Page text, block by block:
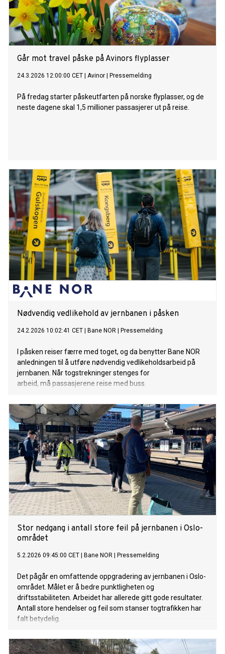
Går mot travel påske på Avinors flyplasser
24.3.2026 12:00:00 CET Avinor Pressemelding
På fredag starter påskeutfarten på norske flyplasser, og de
neste dagene skal 1,5 millioner passasjerer ut på reise.
Nødvendig vedlikehold av jernbanen i påsken
24.2.2026 10:02:41 CET Bane NOR Pressemelding
I påsken reiser færre med toget, og da benytter Bane NOR
anledningen til å utføre nødvendig vedlikeholdsarbeid på
jernbanen. Når togstrekninger stenges for
arbeid, må passasjerene reise med buss.
Stor nedgang i antall store feil på jernbanen i Oslo-
området
5.2.2026 09:45:00 CET Bane NOR Pressemelding
Det pågår en omfattende oppgradering av jernbanen i Oslo-
området. Målet er å bedre punktligheten og
driftsstabiliteten. Arbeidet har allerede gitt gode resultater.
Antall store hendelser og feil som stanser togtrafikken har
falt betydelig.